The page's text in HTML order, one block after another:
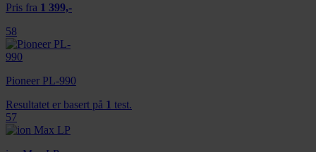
Pris fra 1 399,-
58
Pioneer PL-990
Resultatet er basert på 1 test.
57